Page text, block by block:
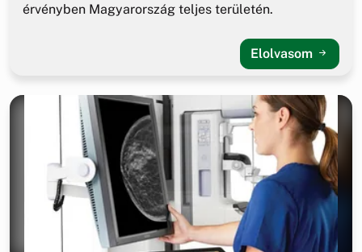
érvényben Magyarország teljes területén.
Elolvasom